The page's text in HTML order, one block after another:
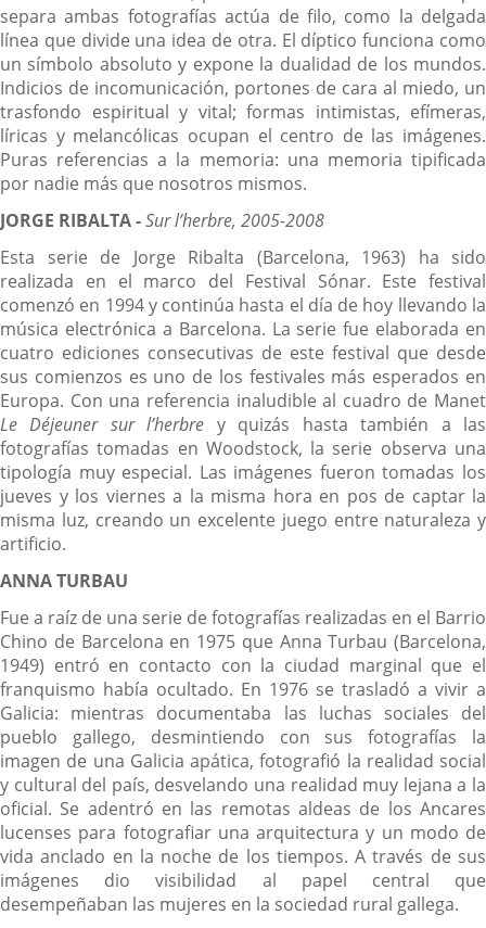
separa ambas fotografías actúa de filo, como la delgada
línea que divide una idea de otra. El díptico funciona como
un símbolo absoluto y expone la dualidad de los mundos.
Indicios de incomunicación, portones de cara al miedo, un
trasfondo espiritual y vital; formas intimistas, efímeras,
líricas y melancólicas ocupan el centro de las imágenes.
Puras referencias a la memoria: una memoria tipificada
por nadie más que nosotros mismos.
JORGE RIBALTA -Sur l’herbre, 2005-2008
Esta serie de Jorge Ribalta (Barcelona, 1963) ha sido
realizada en el marco del Festival Sónar. Este festival
comenzó en 1994 y continúa hasta el día de hoy llevando la
música electrónica a Barcelona. La serie fue elaborada en
cuatro ediciones consecutivas de este festival que desde
sus comienzos es uno de los festivales más esperados en
Europa. Con una referencia inaludible al cuadro de Manet
Le Déjeuner sur l’herbre y quizás hasta también a las
fotografías tomadas en Woodstock, la serie observa una
tipología muy especial. Las imágenes fueron tomadas los
jueves y los viernes a la misma hora en pos de captar la
misma luz, creando un excelente juego entre naturaleza y
artificio.
ANNA TURBAU
Fue a raíz de una serie de fotografías realizadas en el Barrio
Chino de Barcelona en 1975 que Anna Turbau (Barcelona,
1949) entró en contacto con la ciudad marginal que el
franquismo había ocultado. En 1976 se trasladó a vivir a
Galicia: mientras documentaba las luchas sociales del
pueblo gallego, desmintiendo con sus fotografías la
imagen de una Galicia apática, fotografió la realidad social
y cultural del país, desvelando una realidad muy lejana a la
oficial. Se adentró en las remotas aldeas de los Ancares
lucenses para fotografiar una arquitectura y un modo de
vida anclado en la noche de los tiempos. A través de sus
imágenes dio visibilidad al papel central que
desempeñaban las mujeres en la sociedad rural gallega.